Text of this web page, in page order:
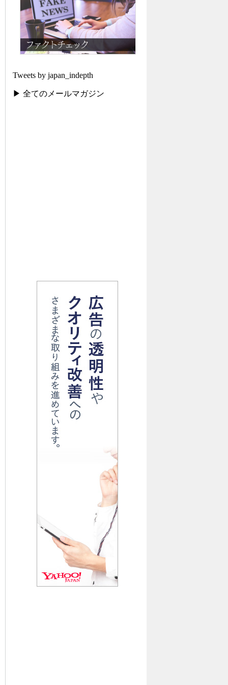
Tweets by japan_indepth
▶ 全てのメールマガジン